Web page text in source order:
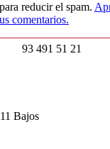
reducir el spam.
comentarios.
93 491 51 21
Bajos